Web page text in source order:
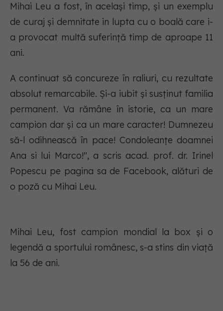
Mihai Leu a fost, în același timp, și un exemplu
de curaj și demnitate in lupta cu o boală care i-
a provocat multă suferință timp de aproape 11
ani.
A continuat să concureze în raliuri, cu rezultate
absolut remarcabile. Și-a iubit și susținut familia
permanent. Va rămâne în istorie, ca un mare
campion dar și ca un mare caracter! Dumnezeu
să-l odihnească în pace! Condoleanțe doamnei
Ana si lui Marco!", a scris acad. prof. dr. Irinel
Popescu pe pagina sa de Facebook, alături de
o poză cu Mihai Leu.
Mihai Leu, fost campion mondial la box și o
legendă a sportului românesc, s-a stins din viață
la 56 de ani.